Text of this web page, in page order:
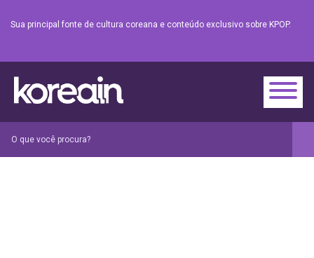
Sua principal fonte de cultura coreana e conteúdo exclusivo sobre KPOP.